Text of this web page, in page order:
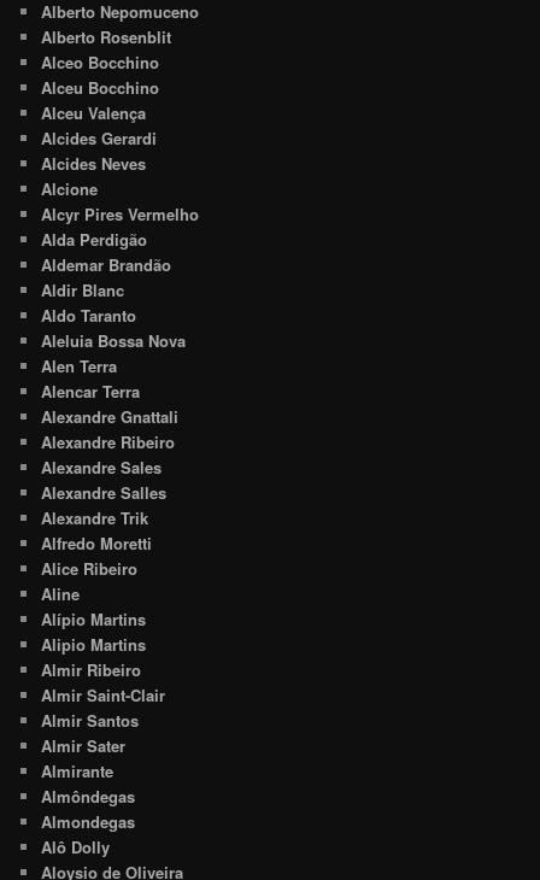
Alberto Nepomuceno
Alberto Rosenblit
Alceo Bocchino
Alceu Bocchino
Alceu Valença
Alcides Gerardi
Alcides Neves
Alcione
Alcyr Pires Vermelho
Alda Perdigão
Aldemar Brandão
Aldir Blanc
Aldo Taranto
Aleluia Bossa Nova
Alen Terra
Alencar Terra
Alexandre Gnattali
Alexandre Ribeiro
Alexandre Sales
Alexandre Salles
Alexandre Trik
Alfredo Moretti
Alice Ribeiro
Aline
Alípio Martins
Alipio Martins
Almir Ribeiro
Almir Saint-Clair
Almir Santos
Almir Sater
Almirante
Almôndegas
Almondegas
Alô Dolly
Aloysio de Oliveira